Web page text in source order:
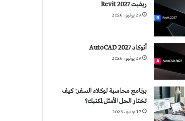
ريفيت 2027 Revit
29 يونيو، 2026
أتوكاد 2027 AutoCAD
29 يونيو، 2026
برنامج محاسبة لوكلاء السفر: كيف
تختار الحل الأمثل لمكتبك؟
17 يونيو، 2026